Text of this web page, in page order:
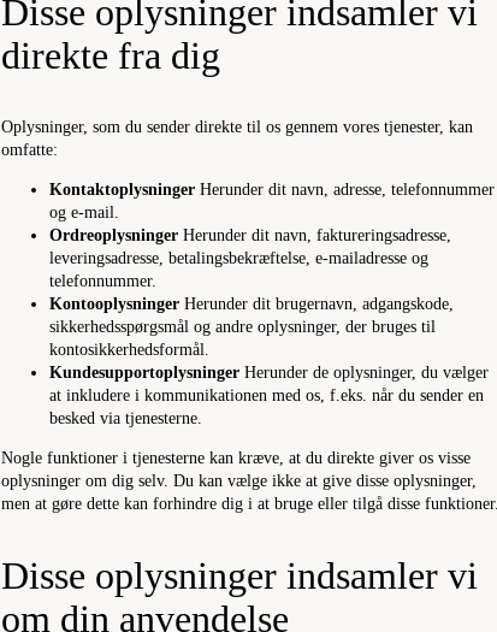
Disse oplysninger indsamler vi
direkte fra dig
Oplysninger, som du sender direkte til os gennem vores tjenester, kan
omfatte:
KontaktoplysningerHerunder dit navn, adresse, telefonnummer
og e-mail.
OrdreoplysningerHerunder dit navn, faktureringsadresse,
leveringsadresse, betalingsbekræftelse, e-mailadresse og
telefonnummer.
KontooplysningerHerunder dit brugernavn, adgangskode,
sikkerhedsspørgsmål og andre oplysninger, der bruges til
kontosikkerhedsformål.
KundesupportoplysningerHerunder de oplysninger, du vælger
at inkludere i kommunikationen med os, f.eks. når du sender en
besked via tjenesterne.
Nogle funktioner i tjenesterne kan kræve, at du direkte giver os visse
oplysninger om dig selv. Du kan vælge ikke at give disse oplysninger,
men at gøre dette kan forhindre dig i at bruge eller tilgå disse funktioner.
Disse oplysninger indsamler vi
om din anvendelse